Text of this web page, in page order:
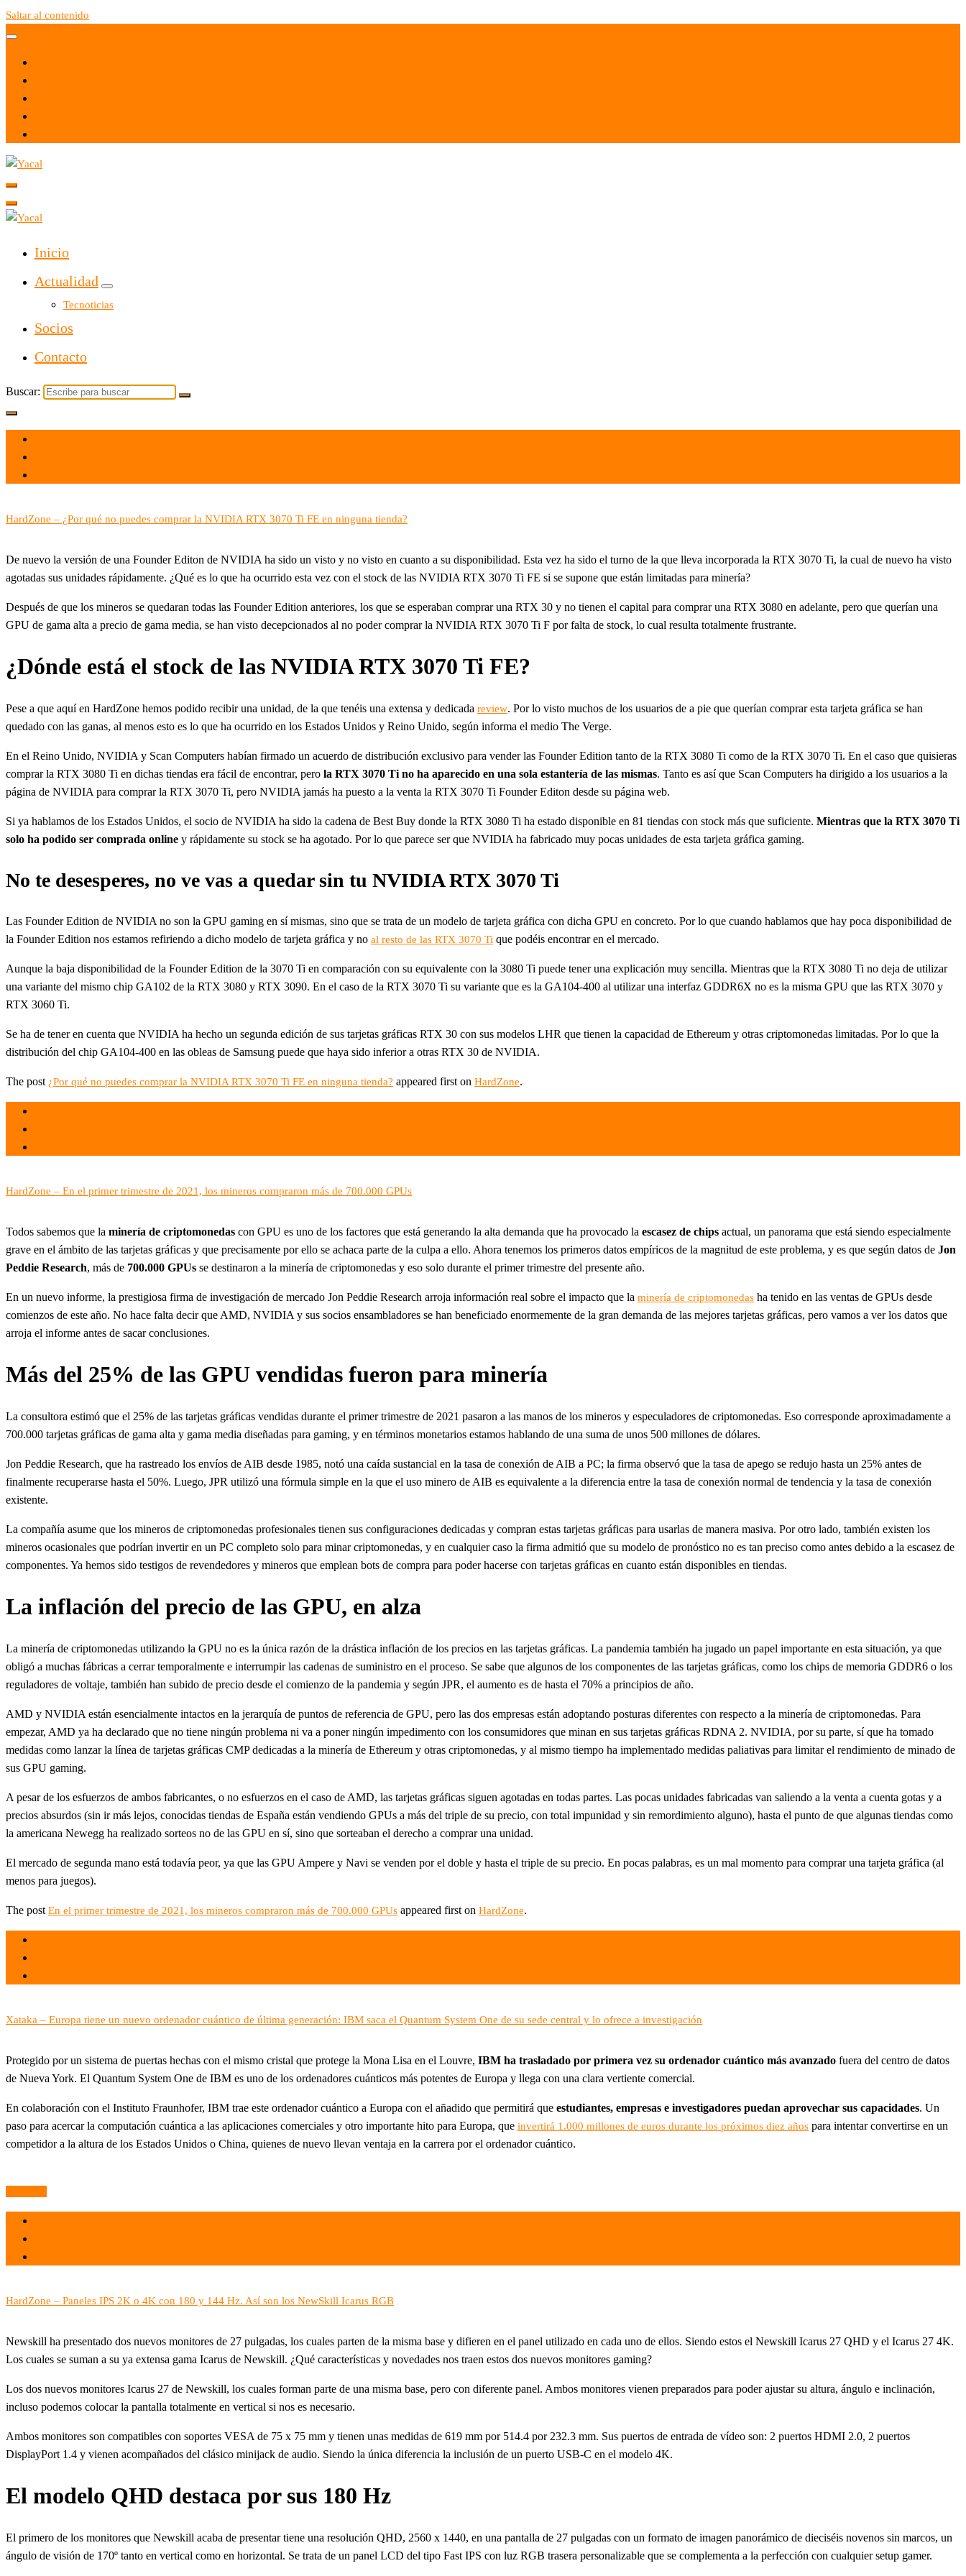
Saltar al contenido
Yacal micro hosting
Inicio
Actualidad
Tecnoticias
Socios
Contacto
Buscar:
HardZone – ¿Por qué no puedes comprar la NVIDIA RTX 3070 Ti FE en ninguna tienda?
De nuevo la versión de una Founder Editon de NVIDIA ha sido un visto y no visto en cuanto a su disponibilidad. Esta vez ha sido el turno de la que lleva incorporada la RTX 3070 Ti, la cual de nuevo ha visto
agotadas sus unidades rápidamente. ¿Qué es lo que ha ocurrido esta vez con el stock de las NVIDIA RTX 3070 Ti FE si se supone que están limitadas para minería?
Después de que los mineros se quedaran todas las Founder Edition anteriores, los que se esperaban comprar una RTX 30 y no tienen el capital para comprar una RTX 3080 en adelante, pero que querían una
GPU de gama alta a precio de gama media, se han visto decepcionados al no poder comprar la NVIDIA RTX 3070 Ti F por falta de stock, lo cual resulta totalmente frustrante.
¿Dónde está el stock de las NVIDIA RTX 3070 Ti FE?
Pese a que aquí en HardZone hemos podido recibir una unidad, de la que tenéis una extensa y dedicada review. Por lo visto muchos de los usuarios de a pie que querían comprar esta tarjeta gráfica se han
quedado con las ganas, al menos esto es lo que ha ocurrido en los Estados Unidos y Reino Unido, según informa el medio The Verge.
En el Reino Unido, NVIDIA y Scan Computers habían firmado un acuerdo de distribución exclusivo para vender las Founder Edition tanto de la RTX 3080 Ti como de la RTX 3070 Ti. En el caso que quisieras
comprar la RTX 3080 Ti en dichas tiendas era fácil de encontrar, pero la RTX 3070 Ti no ha aparecido en una sola estantería de las mismas. Tanto es así que Scan Computers ha dirigido a los usuarios a la
página de NVIDIA para comprar la RTX 3070 Ti, pero NVIDIA jamás ha puesto a la venta la RTX 3070 Ti Founder Editon desde su página web.
Si ya hablamos de los Estados Unidos, el socio de NVIDIA ha sido la cadena de Best Buy donde la RTX 3080 Ti ha estado disponible en 81 tiendas con stock más que suficiente. Mientras que la RTX 3070 Ti
solo ha podido ser comprada online y rápidamente su stock se ha agotado. Por lo que parece ser que NVIDIA ha fabricado muy pocas unidades de esta tarjeta gráfica gaming.
No te desesperes, no ve vas a quedar sin tu NVIDIA RTX 3070 Ti
Las Founder Edition de NVIDIA no son la GPU gaming en sí mismas, sino que se trata de un modelo de tarjeta gráfica con dicha GPU en concreto. Por lo que cuando hablamos que hay poca disponibilidad de
la Founder Edition nos estamos refiriendo a dicho modelo de tarjeta gráfica y no al resto de las RTX 3070 Ti que podéis encontrar en el mercado.
Aunque la baja disponibilidad de la Founder Edition de la 3070 Ti en comparación con su equivalente con la 3080 Ti puede tener una explicación muy sencilla. Mientras que la RTX 3080 Ti no deja de utilizar
una variante del mismo chip GA102 de la RTX 3080 y RTX 3090. En el caso de la RTX 3070 Ti su variante que es la GA104-400 al utilizar una interfaz GDDR6X no es la misma GPU que las RTX 3070 y
RTX 3060 Ti.
Se ha de tener en cuenta que NVIDIA ha hecho un segunda edición de sus tarjetas gráficas RTX 30 con sus modelos LHR que tienen la capacidad de Ethereum y otras criptomonedas limitadas. Por lo que la
distribución del chip GA104-400 en las obleas de Samsung puede que haya sido inferior a otras RTX 30 de NVIDIA.
The post ¿Por qué no puedes comprar la NVIDIA RTX 3070 Ti FE en ninguna tienda? appeared first on HardZone.
HardZone – En el primer trimestre de 2021, los mineros compraron más de 700.000 GPUs
Todos sabemos que la minería de criptomonedas con GPU es uno de los factores que está generando la alta demanda que ha provocado la escasez de chips actual, un panorama que está siendo especialmente
grave en el ámbito de las tarjetas gráficas y que precisamente por ello se achaca parte de la culpa a ello. Ahora tenemos los primeros datos empíricos de la magnitud de este problema, y es que según datos de Jon
Peddie Research, más de 700.000 GPUs se destinaron a la minería de criptomonedas y eso solo durante el primer trimestre del presente año.
En un nuevo informe, la prestigiosa firma de investigación de mercado Jon Peddie Research arroja información real sobre el impacto que la minería de criptomonedas ha tenido en las ventas de GPUs desde
comienzos de este año. No hace falta decir que AMD, NVIDIA y sus socios ensambladores se han beneficiado enormemente de la gran demanda de las mejores tarjetas gráficas, pero vamos a ver los datos que
arroja el informe antes de sacar conclusiones.
Más del 25% de las GPU vendidas fueron para minería
La consultora estimó que el 25% de las tarjetas gráficas vendidas durante el primer trimestre de 2021 pasaron a las manos de los mineros y especuladores de criptomonedas. Eso corresponde aproximadamente a
700.000 tarjetas gráficas de gama alta y gama media diseñadas para gaming, y en términos monetarios estamos hablando de una suma de unos 500 millones de dólares.
Jon Peddie Research, que ha rastreado los envíos de AIB desde 1985, notó una caída sustancial en la tasa de conexión de AIB a PC; la firma observó que la tasa de apego se redujo hasta un 25% antes de
finalmente recuperarse hasta el 50%. Luego, JPR utilizó una fórmula simple en la que el uso minero de AIB es equivalente a la diferencia entre la tasa de conexión normal de tendencia y la tasa de conexión
existente.
La compañía asume que los mineros de criptomonedas profesionales tienen sus configuraciones dedicadas y compran estas tarjetas gráficas para usarlas de manera masiva. Por otro lado, también existen los
mineros ocasionales que podrían invertir en un PC completo solo para minar criptomonedas, y en cualquier caso la firma admitió que su modelo de pronóstico no es tan preciso como antes debido a la escasez de
componentes. Ya hemos sido testigos de revendedores y mineros que emplean bots de compra para poder hacerse con tarjetas gráficas en cuanto están disponibles en tiendas.
La inflación del precio de las GPU, en alza
La minería de criptomonedas utilizando la GPU no es la única razón de la drástica inflación de los precios en las tarjetas gráficas. La pandemia también ha jugado un papel importante en esta situación, ya que
obligó a muchas fábricas a cerrar temporalmente e interrumpir las cadenas de suministro en el proceso. Se sabe que algunos de los componentes de las tarjetas gráficas, como los chips de memoria GDDR6 o los
reguladores de voltaje, también han subido de precio desde el comienzo de la pandemia y según JPR, el aumento es de hasta el 70% a principios de año.
AMD y NVIDIA están esencialmente intactos en la jerarquía de puntos de referencia de GPU, pero las dos empresas están adoptando posturas diferentes con respecto a la minería de criptomonedas. Para
empezar, AMD ya ha declarado que no tiene ningún problema ni va a poner ningún impedimento con los consumidores que minan en sus tarjetas gráficas RDNA 2. NVIDIA, por su parte, sí que ha tomado
medidas como lanzar la línea de tarjetas gráficas CMP dedicadas a la minería de Ethereum y otras criptomonedas, y al mismo tiempo ha implementado medidas paliativas para limitar el rendimiento de minado de
sus GPU gaming.
A pesar de los esfuerzos de ambos fabricantes, o no esfuerzos en el caso de AMD, las tarjetas gráficas siguen agotadas en todas partes. Las pocas unidades fabricadas van saliendo a la venta a cuenta gotas y a
precios absurdos (sin ir más lejos, conocidas tiendas de España están vendiendo GPUs a más del triple de su precio, con total impunidad y sin remordimiento alguno), hasta el punto de que algunas tiendas como
la americana Newegg ha realizado sorteos no de las GPU en sí, sino que sorteaban el derecho a comprar una unidad.
El mercado de segunda mano está todavía peor, ya que las GPU Ampere y Navi se venden por el doble y hasta el triple de su precio. En pocas palabras, es un mal momento para comprar una tarjeta gráfica (al
menos para juegos).
The post En el primer trimestre de 2021, los mineros compraron más de 700.000 GPUs appeared first on HardZone.
Xataka – Europa tiene un nuevo ordenador cuántico de última generación: IBM saca el Quantum System One de su sede central y lo ofrece a investigación
Protegido por un sistema de puertas hechas con el mismo cristal que protege la Mona Lisa en el Louvre, IBM ha trasladado por primera vez su ordenador cuántico más avanzado fuera del centro de datos
de Nueva York. El Quantum System One de IBM es uno de los ordenadores cuánticos más potentes de Europa y llega con una clara vertiente comercial.
En colaboración con el Instituto Fraunhofer, IBM trae este ordenador cuántico a Europa con el añadido que permitirá que estudiantes, empresas e investigadores puedan aprovechar sus capacidades. Un
paso para acercar la computación cuántica a las aplicaciones comerciales y otro importante hito para Europa, que invertirá 1.000 millones de euros durante los próximos diez años para intentar convertirse en un
competidor a la altura de los Estados Unidos o China, quienes de nuevo llevan ventaja en la carrera por el ordenador cuántico.
HardZone – Paneles IPS 2K o 4K con 180 y 144 Hz. Así son los NewSkill Icarus RGB
Newskill ha presentado dos nuevos monitores de 27 pulgadas, los cuales parten de la misma base y difieren en el panel utilizado en cada uno de ellos. Siendo estos el Newskill Icarus 27 QHD y el Icarus 27 4K.
Los cuales se suman a su ya extensa gama Icarus de Newskill. ¿Qué características y novedades nos traen estos dos nuevos monitores gaming?
Los dos nuevos monitores Icarus 27 de Newskill, los cuales forman parte de una misma base, pero con diferente panel. Ambos monitores vienen preparados para poder ajustar su altura, ángulo e inclinación,
incluso podemos colocar la pantalla totalmente en vertical si nos es necesario.
Ambos monitores son compatibles con soportes VESA de 75 x 75 mm y tienen unas medidas de 619 mm por 514.4 por 232.3 mm. Sus puertos de entrada de vídeo son: 2 puertos HDMI 2.0, 2 puertos
DisplayPort 1.4 y vienen acompañados del clásico minijack de audio. Siendo la única diferencia la inclusión de un puerto USB-C en el modelo 4K.
El modelo QHD destaca por sus 180 Hz
El primero de los monitores que Newskill acaba de presentar tiene una resolución QHD, 2560 x 1440, en una pantalla de 27 pulgadas con un formato de imagen panorámico de dieciséis novenos sin marcos, un
ángulo de visión de 170º tanto en vertical como en horizontal. Se trata de un panel LCD del tipo Fast IPS con luz RGB trasera personalizable que se complementa a la perfección con cualquier setup gamer.